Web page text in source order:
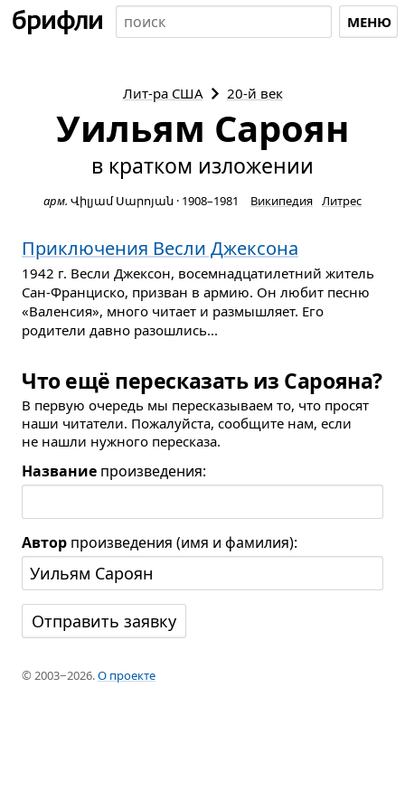
МЕНЮ
Лит-раСША 20-й век
Уильям Сароян
в кратком изложении
арм. Վիլյամ Սարոյան · 1908–1981 Википедия Литрес
Приключения Весли Джексона
1942 г. Весли Джексон, восемнадцатилетний житель
Сан-Франциско, призван в армию. Он любит песню
«Валенсия», много читает и размышляет. Его
родители давно разошлись...
Что ещё пересказать из Сарояна?
В первую очередь мы пересказываем то, что просят
наши читатели. Пожалуйста, сообщите нам, если
не нашли нужного пересказа.
Название произведения:
Автор произведения (имя и фамилия):
© 2003−2026.О проекте